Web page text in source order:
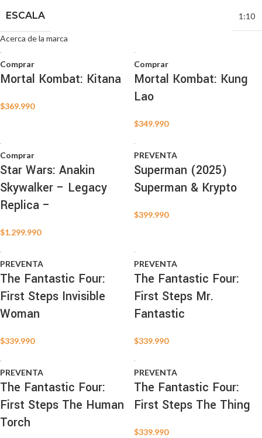
ESCALA 1:10
Acerca de la marca
Comprar
Mortal Kombat: Kitana
$369.990
Comprar
Mortal Kombat: Kung
Lao
$349.990
Comprar
Star Wars: Anakin
Skywalker – Legacy
Replica –
$1.299.990
PREVENTA
Superman (2025)
Superman & Krypto
$399.990
PREVENTA
The Fantastic Four:
First Steps Invisible
Woman
$339.990
PREVENTA
The Fantastic Four:
First Steps Mr.
Fantastic
$339.990
PREVENTA
The Fantastic Four:
First Steps The Human
Torch
PREVENTA
The Fantastic Four:
First Steps The Thing
$339.990